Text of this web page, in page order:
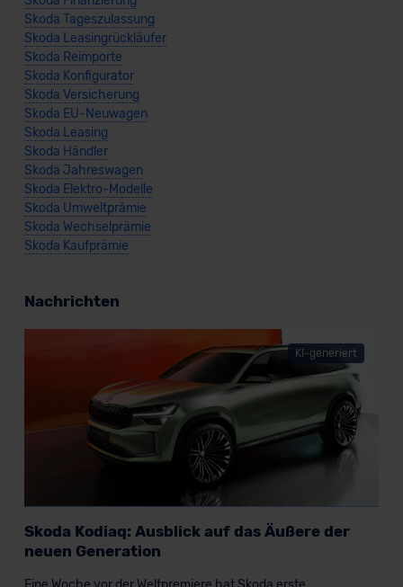
Skoda Tageszulassung
Skoda Leasingrückläufer
Skoda Reimporte
Skoda Konfigurator
Skoda Versicherung
Skoda EU-Neuwagen
Skoda Leasing
Skoda Händler
Skoda Jahreswagen
Skoda Elektro-Modelle
Skoda Umweltprämie
Skoda Wechselprämie
Skoda Kaufprämie
Nachrichten
KI-generiert
Skoda Kodiaq: Ausblick auf das Äußere der
neuen Generation